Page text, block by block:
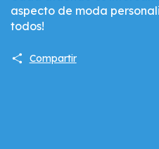
aspecto de moda
todos!
Compartir